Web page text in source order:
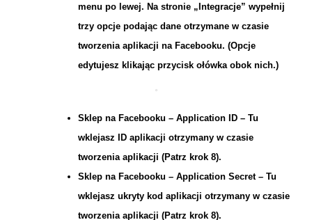
menu po lewej. Na stronie „Integracje” wypełnij
trzy opcje podając dane otrzymane w czasie
tworzenia aplikacji na Facebooku. (Opcje
edytujesz klikając przycisk ołówka obok nich.)
Sklep na Facebooku – Application ID – Tu
wklejasz ID aplikacji otrzymany w czasie
tworzenia aplikacji (Patrz krok 8).
Sklep na Facebooku – Application Secret – Tu
wklejasz ukryty kod aplikacji otrzymany w czasie
tworzenia aplikacji (Patrz krok 8).